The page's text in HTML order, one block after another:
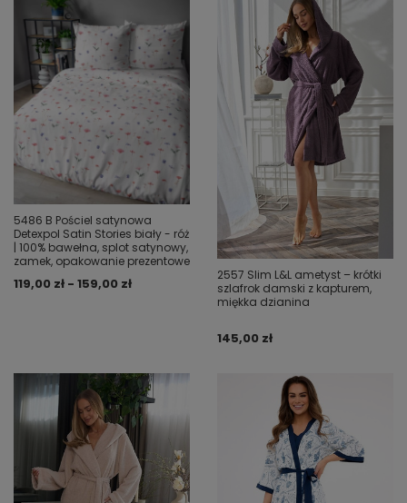
5486 B Pościel satynowa
Detexpol Satin Stories biały - róż
| 100% bawełna, splot satynowy,
zamek, opakowanie prezentowe
119,00 zł - 159,00 zł
2557 Slim L&L ametyst – krótki
szlafrok damski z kapturem,
miękka dzianina
145,00 zł